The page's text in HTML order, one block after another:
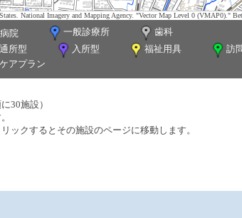
National Imagery and Mapping Agency. "Vector Map Level 0 (VMAP0)."
病院 一般診療所 歯科
通所型
入所型 福祉用具 訪
ケアプラン
30施設）
ックするとその施設のページに移動します。